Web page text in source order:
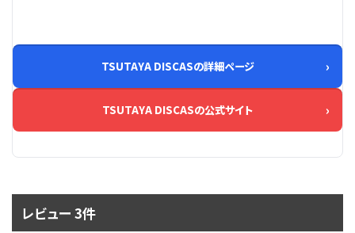
TSUTAYA DISCASの詳細ページ
TSUTAYA DISCASの公式サイト
レビュー 3件